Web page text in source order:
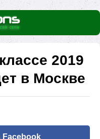
2019
в Москве
Facebook